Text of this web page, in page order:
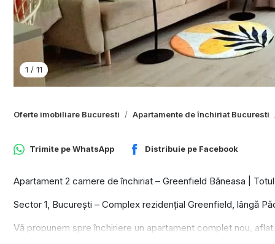
1 / 11
Oferte imobiliare Bucuresti Apartamente de închiriat Bucuresti
Trimite peWhatsApp Distribuie pe Facebook
Apartament 2 camere de închiriat – Greenfield Băneasa |
Sector 1, București – Complex rezidențial Greenfield, lângă
Vă propunem spre închiriere un apartament complet nou,